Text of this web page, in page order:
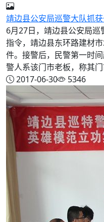
靖边县公安局巡警大队抓
6月27日，靖边县公安局
指令，靖边县东环路建材
件。接警后，民警第一时
警人系该门市老板，称其
2017-06-30
5346